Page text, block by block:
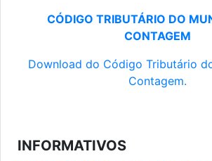
CÓDIGO TRIBUTÁRIO DO
CONTAGEM
Download do Código Tributário
Contagem.
INFORMATIVOS